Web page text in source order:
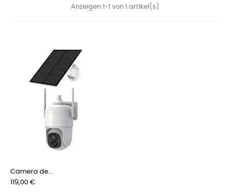
Anzeigen 1-1 von 1 artikel(s)
Camera de...
Preis
119,00 €